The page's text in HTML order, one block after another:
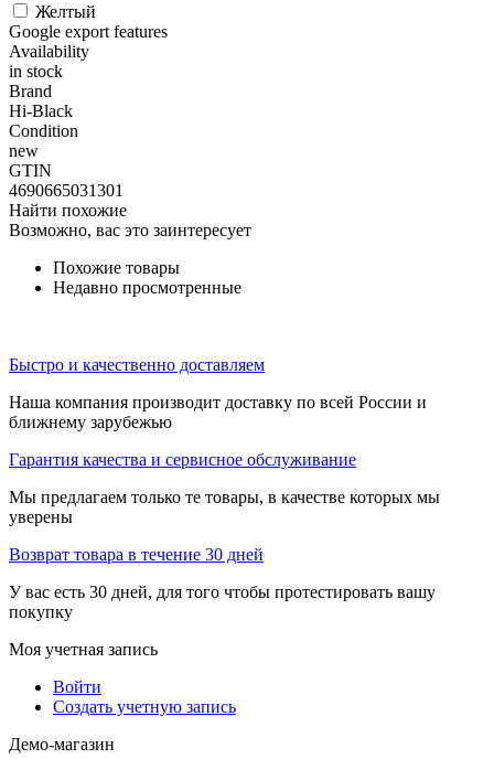
Желтый
Google export features
Availability
in stock
Brand
Hi-Black
Condition
new
GTIN
4690665031301
Найти похожие
Возможно, вас это заинтересует
Похожие товары
Недавно просмотренные
Быстро и качественно доставляем
Наша компания производит доставку по всей России и
ближнему зарубежью
Гарантия качества и сервисное обслуживание
Мы предлагаем только те товары, в качестве которых мы
уверены
Возврат товара в течение 30 дней
У вас есть 30 дней, для того чтобы протестировать вашу
покупку
Моя учетная запись
Войти
Создать учетную запись
Демо-магазин